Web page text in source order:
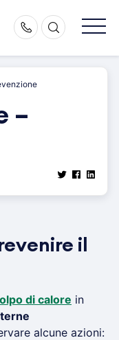
–
il
di calore in
alcune azioni: